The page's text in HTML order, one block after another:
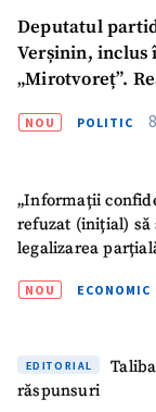
Deputatul
Verșinin, inclus
„Mirotvoreț”.
NOU POLITIC
„Informații
refuzat (inițial) să
legalizarea
NOU ECONOMIC
EDITORIAL
răspunsuri